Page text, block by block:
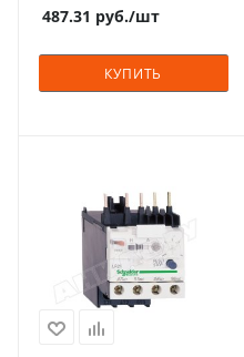
487.31 руб./шт
КУПИТЬ